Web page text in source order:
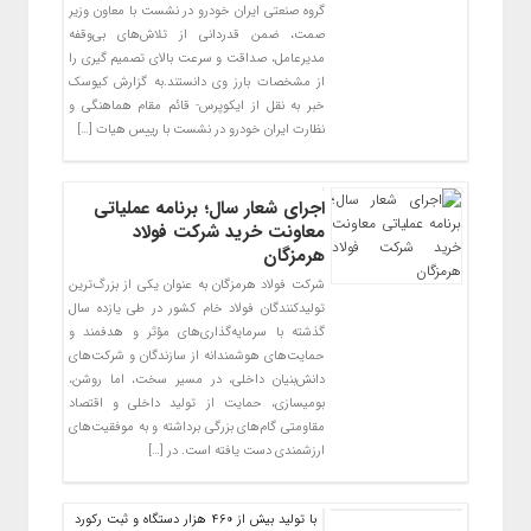
گروه صنعتی ایران خودرو در نشست با معاون وزیر
صمت، ضمن قدردانی از تلاش‌های بی‌وقفه
مدیرعامل، صداقت و سرعت بالای تصمیم گیری را
از مشخصات بارز وی دانستند.به گزارش کیوسک
خبر به نقل از ایکوپرس- قائم مقام هماهنگی و
نظارت ایران خودرو در نشست با رییس هیات […]
اجرای شعار سال؛ برنامه عملیاتی
معاونت خرید شرکت فولاد
هرمزگان
شرکت فولاد هرمزگان به عنوان یکی از بزرگ‌ترین
تولیدکنندگان فولاد خام کشور در طی یازده سال
گذشته با سرمایه‌گذاری‌های مؤثر و هدفمند و
حمایت‌های هوشمندانه از سازندگان و شرکت‌های
دانش‌بنیان داخلی، در مسیر سخت، اما روشن،
بومی‎سازی، حمایت از تولید داخلی و اقتصاد
مقاومتی گام‌های بزرگی برداشته و به موفقیت‌های
ارزشمندی دست یافته است. در […]
با تولید بیش از ۴۶۰ هزار دستگاه و ثبت رکورد